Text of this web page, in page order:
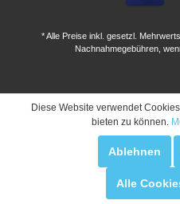
* Alle Preise inkl. gesetzl.
Nachnahmegebühren,
Diese Website verwendet
bieten zu können.
Ablehnen
Alle